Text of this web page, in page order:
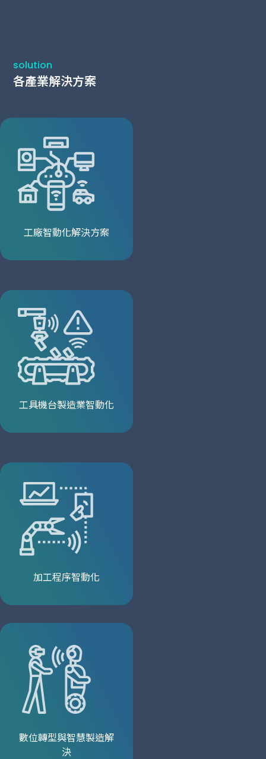
solution
各產業解決方案
工廠智動化解決方案
工具機台製造業智動化
加工程序智動化
數位轉型與智慧製造解
決